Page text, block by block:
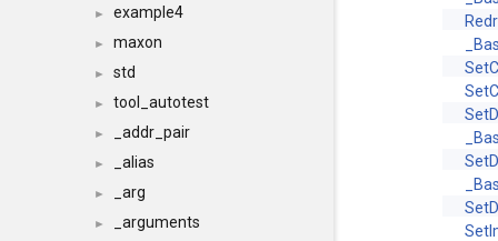
► example4
► maxon
► std
► tool_autotest
► _addr_pair
► _alias
► _arg
► _arguments